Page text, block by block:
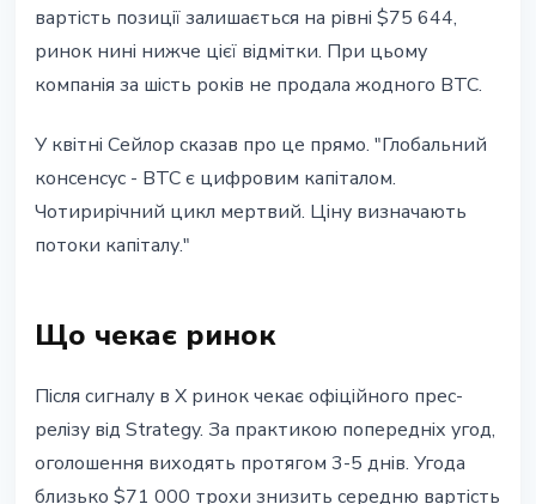
вартість позиції залишається на рівні $75 644,
ринок нині нижче цієї відмітки. При цьому
компанія за шість років не продала жодного BTC.
У квітні Сейлор сказав про це прямо. "Глобальний
консенсус - BTC є цифровим капіталом.
Чотирирічний цикл мертвий. Ціну визначають
потоки капіталу."
Що чекає ринок
Після сигналу в X ринок чекає офіційного прес-
релізу від Strategy. За практикою попередніх угод,
оголошення виходять протягом 3-5 днів. Угода
близько $71 000 трохи знизить середню вартість